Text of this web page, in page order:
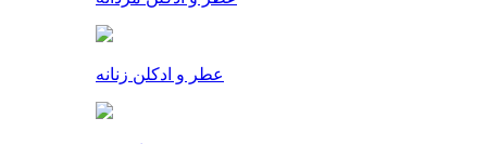
عطر و ادکلن زنانه